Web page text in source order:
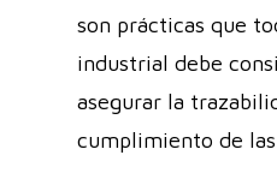
son prácticas que
industrial debe
asegurar la
cumplimiento de